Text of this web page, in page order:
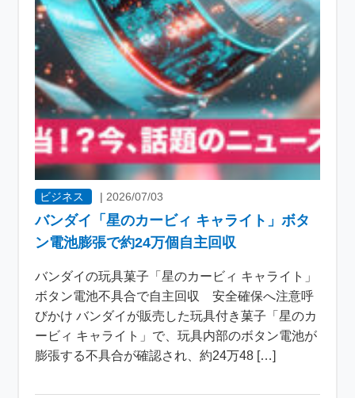
ビジネス | 2026/07/03
バンダイ「星のカービィ キャライト」ボタ
ン電池膨張で約24万個自主回収
バンダイの玩具菓子「星のカービィ キャライト」
ボタン電池不具合で自主回収 安全確保へ注意呼
びかけ バンダイが販売した玩具付き菓子「星のカ
ービィ キャライト」で、玩具内部のボタン電池が
膨張する不具合が確認され、約24万48 […]